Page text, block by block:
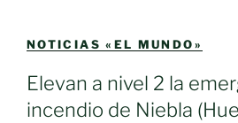
NOTICIAS «EL MUNDO»
Elevan a nivel 2 la
incendio de Niebla